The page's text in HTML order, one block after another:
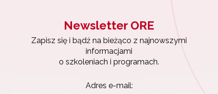
Newsletter ORE
Zapisz się i bądź na bieżąco z najnowszymi
informacjami
o szkoleniach i programach.
Adres e-mail:
Newsletter ORE
Zapisz się i bądź na bieżąco z najnowszymi
informacjami